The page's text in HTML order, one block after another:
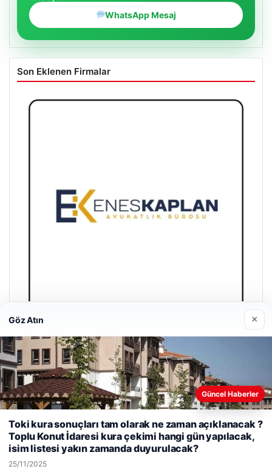
Galatasaray açıkladı: Sosyal medya hesaplarına suç
duyurusu!
Ertuğrul Özkök’ün Hakaret İddialarına İfade Verme Süreci
Son Eklenen Firmalar
deneyiminizi kişiselleştirmek ve geliştirmek amacıyla çerezler
kullanıyoruz.Çerez Politikamız
Göz Atın ×
Güncel Haberler
Toki kura sonuçları tam olarak ne zaman açıklanacak ?
Toplu Konut İdaresi kura çekimi hangi gün yapılacak,
isim listesi yakın zamanda duyurulacak?
25/11/2025